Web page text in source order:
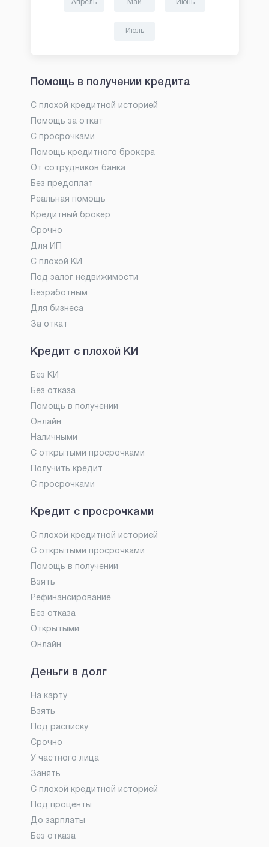
Апрель Май Июнь
Июль
Помощь в получении кредита
С плохой кредитной историей
Помощь за откат
С просрочками
Помощь кредитного брокера
От сотрудников банка
Без предоплат
Реальная помощь
Кредитный брокер
Срочно
Для ИП
С плохой КИ
Под залог недвижимости
Безработным
Для бизнеса
За откат
Кредит с плохой КИ
Без КИ
Без отказа
Помощь в получении
Онлайн
Наличными
С открытыми просрочками
Получить кредит
С просрочками
Кредит с просрочками
С плохой кредитной историей
С открытыми просрочками
Помощь в получении
Взять
Рефинансирование
Без отказа
Открытыми
Онлайн
Деньги в долг
На карту
Взять
Под расписку
Срочно
У частного лица
Занять
С плохой кредитной историей
Под проценты
До зарплаты
Без отказа